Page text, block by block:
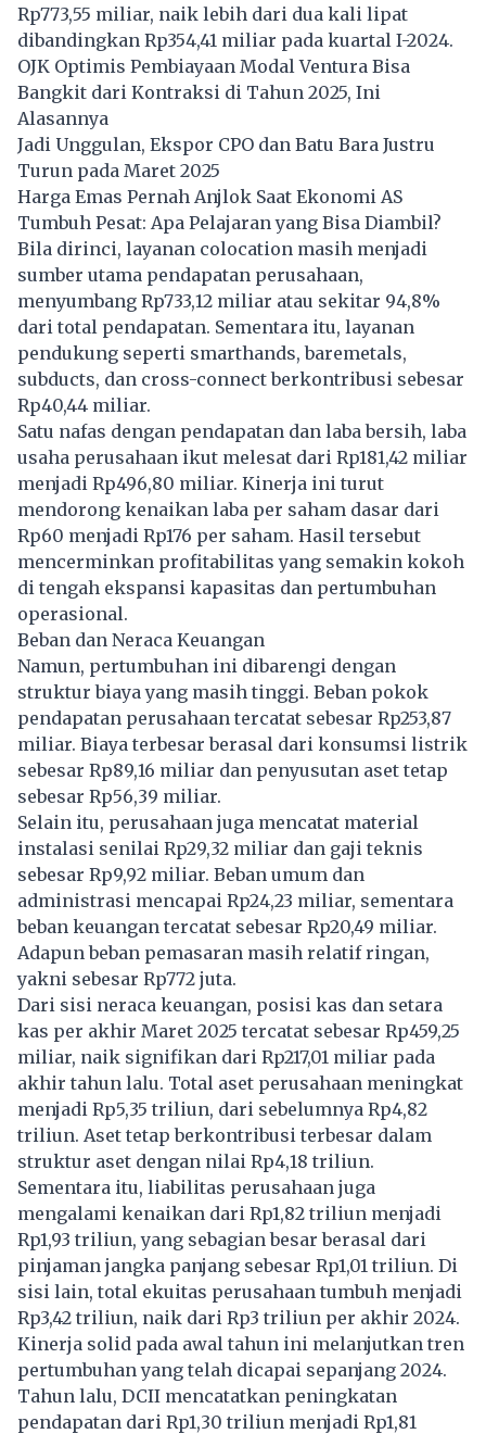
Rp773,55 miliar, naik lebih dari dua kali lipat
dibandingkan Rp354,41 miliar pada kuartal I-2024.
OJK Optimis Pembiayaan Modal Ventura Bisa
Bangkit dari Kontraksi di Tahun 2025, Ini
Alasannya
Jadi Unggulan, Ekspor CPO dan Batu Bara Justru
Turun pada Maret 2025
Harga Emas Pernah Anjlok Saat Ekonomi AS
Tumbuh Pesat: Apa Pelajaran yang Bisa Diambil?
Bila dirinci, layanan colocation masih menjadi
sumber utama pendapatan perusahaan,
menyumbang Rp733,12 miliar atau sekitar 94,8%
dari total pendapatan. Sementara itu, layanan
pendukung seperti smarthands, baremetals,
subducts, dan cross-connect berkontribusi sebesar
Rp40,44 miliar.
Satu nafas dengan pendapatan dan laba bersih, laba
usaha perusahaan ikut melesat dari Rp181,42 miliar
menjadi Rp496,80 miliar. Kinerja ini turut
mendorong kenaikan laba per saham dasar dari
Rp60 menjadi Rp176 per saham. Hasil tersebut
mencerminkan profitabilitas yang semakin kokoh
di tengah ekspansi kapasitas dan pertumbuhan
operasional.
Beban dan Neraca Keuangan
Namun, pertumbuhan ini dibarengi dengan
struktur biaya yang masih tinggi. Beban pokok
pendapatan perusahaan tercatat sebesar Rp253,87
miliar. Biaya terbesar berasal dari konsumsi listrik
sebesar Rp89,16 miliar dan penyusutan aset tetap
sebesar Rp56,39 miliar.
Selain itu, perusahaan juga mencatat material
instalasi senilai Rp29,32 miliar dan gaji teknis
sebesar Rp9,92 miliar. Beban umum dan
administrasi mencapai Rp24,23 miliar, sementara
beban keuangan tercatat sebesar Rp20,49 miliar.
Adapun beban pemasaran masih relatif ringan,
yakni sebesar Rp772 juta.
Dari sisi neraca keuangan, posisi kas dan setara
kas per akhir Maret 2025 tercatat sebesar Rp459,25
miliar, naik signifikan dari Rp217,01 miliar pada
akhir tahun lalu. Total aset perusahaan meningkat
menjadi Rp5,35 triliun, dari sebelumnya Rp4,82
triliun. Aset tetap berkontribusi terbesar dalam
struktur aset dengan nilai Rp4,18 triliun.
Sementara itu, liabilitas perusahaan juga
mengalami kenaikan dari Rp1,82 triliun menjadi
Rp1,93 triliun, yang sebagian besar berasal dari
pinjaman jangka panjang sebesar Rp1,01 triliun. Di
sisi lain, total ekuitas perusahaan tumbuh menjadi
Rp3,42 triliun, naik dari Rp3 triliun per akhir 2024.
Kinerja solid pada awal tahun ini melanjutkan tren
pertumbuhan yang telah dicapai sepanjang 2024.
Tahun lalu, DCII mencatatkan peningkatan
pendapatan dari Rp1,30 triliun menjadi Rp1,81